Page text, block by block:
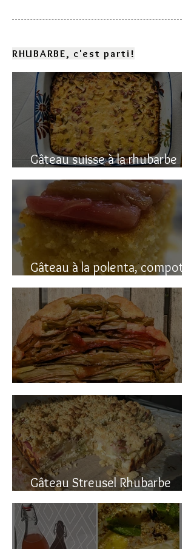
RHUBARBE, c'est parti!
Gâteau suisse à la rhubarbe
(avec polenta)
Gâteau à la polenta, compotée
de rhubarbe (sans gluten)
Gâteau renversé à la rhubarbe
Gâteau Streusel Rhubarbe
Pomme, facile et hyper bon!